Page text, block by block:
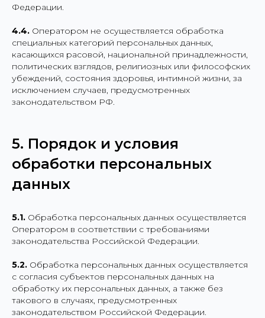
Федерации.
4.4. Оператором не осуществляется обработка
специальных категорий персональных данных,
касающихся расовой, национальной принадлежности,
политических взглядов, религиозных или философских
убеждений, состояния здоровья, интимной жизни, за
исключением случаев, предусмотренных
законодательством РФ.
5. Порядок и условия
обработки персональных
данных
5.1. Обработка персональных данных осуществляется
Оператором в соответствии с требованиями
законодательства Российской Федерации.
5.2. Обработка персональных данных осуществляется
с согласия субъектов персональных данных на
обработку их персональных данных, а также без
такового в случаях, предусмотренных
законодательством Российской Федерации.